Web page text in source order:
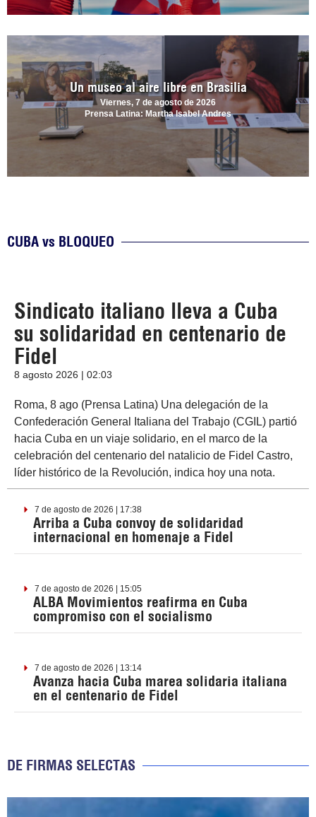
Un museo al aire libre en Brasilia
Viernes, 7 de agosto de 2026
Prensa Latina: Martha Isabel Andres
CUBA vs BLOQUEO
Sindicato italiano lleva a Cuba
su solidaridad en centenario de
Fidel
8 agosto 2026 | 02:03
Roma, 8 ago (Prensa Latina) Una delegación de la
Confederación General Italiana del Trabajo (CGIL) partió
hacia Cuba en un viaje solidario, en el marco de la
celebración del centenario del natalicio de Fidel Castro,
líder histórico de la Revolución, indica hoy una nota.
7 de agosto de 2026 | 17:38
Arriba a Cuba convoy de solidaridad
internacional en homenaje a Fidel
7 de agosto de 2026 | 15:05
ALBA Movimientos reafirma en Cuba
compromiso con el socialismo
7 de agosto de 2026 | 13:14
Avanza hacia Cuba marea solidaria italiana
en el centenario de Fidel
DE FIRMAS SELECTAS